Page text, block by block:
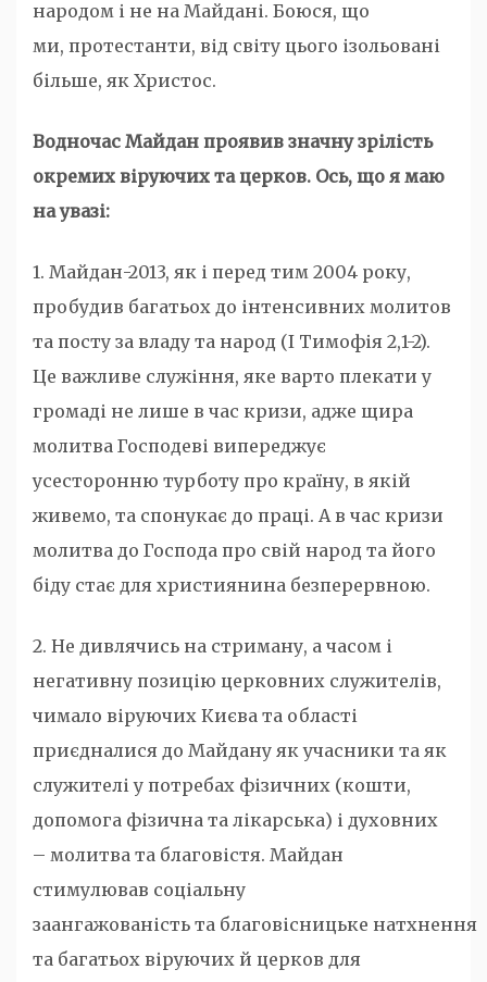
народом і не на Майдані. Боюся, що
ми, протестанти, від світу цього ізольовані
більше, як Христос.
Водночас Майдан проявив значну зрілість
окремих віруючих та церков. Ось, що я маю
на увазі:
1. Майдан-2013, як і перед тим 2004 року,
пробудив багатьох до інтенсивних молитов
та посту за владу та народ (І Тимофія 2,1-2).
Це важливе служіння, яке варто плекати у
громаді не лише в час кризи, адже щира
молитва Господеві випереджує
усесторонню турботу про країну, в якій
живемо, та спонукає до праці. А в час кризи
молитва до Господа про свій народ та його
біду стає для християнина безперервною.
2. Не дивлячись на стриману, а часом і
негативну позицію церковних служителів,
чимало віруючих Києва та області
приєдналися до Майдану як учасники та як
служителі у потребах фізичних (кошти,
допомога фізична та лікарська) і духовних
– молитва та благовістя. Майдан
стимулював соціальну
заангажованість та благовісницьке натхнення
та багатьох віруючих й церков для